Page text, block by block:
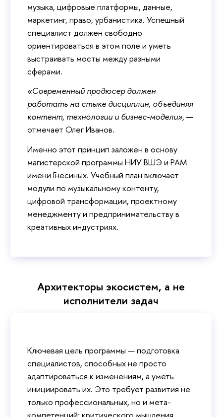
музыка, цифровые платформы, данные,
маркетинг, право, урбанистика. Успешный
специалист должен свободно
ориентироваться в этом поле и уметь
выстраивать мосты между разными
сферами.
«Современный продюсер должен
работать на стыке дисциплин, объединяя
контент, технологии и бизнес-модели»,—
отмечает Олег Иванов.
Именно этот принцип заложен в основу
магистерской программы НИУ ВШЭ и РАМ
имени Гнесиных. Учебный план включает
модули по музыкальному контенту,
цифровой трансформации, проектному
менеджменту и предпринимательству в
креативных индустриях.
Архитекторы экосистем, а не
исполнители задач
Ключевая цель программы — подготовка
специалистов, способных не просто
адаптироваться к изменениям, а уметь
инициировать их. Это требует развития не
только профессиональных, но и мета-